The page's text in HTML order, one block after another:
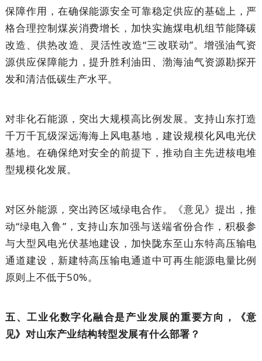
保障作用，在确保能源安全可靠稳定供应的基础上，严
格合理控制煤炭消费增长，加快实施煤电机组节能降碳
改造、供热改造、灵活性改造“三改联动”。增强油气资
源供应保障能力，提升胜利油田、渤海油气资源勘探开
发和清洁低碳生产水平。
对非化石能源，突出大规模高比例发展。支持山东打造
千万千瓦级深远海海上风电基地，建设规模化风电光伏
基地。在确保绝对安全的前提下，推动自主先进核电堆
型规模化发展。
对区外能源，突出跨区域绿电合作。《意见》提出，推
动“绿电入鲁”，支持山东加强与送端省份合作，积极参
与大型风电光伏基地建设，加快陇东至山东特高压输电
通道建设，新建特高压输电通道中可再生能源电量比例
原则上不低于50%。
五、工业化数字化融合是产业发展的重要方向，《意
见》对山东产业结构转型发展有什么部署？